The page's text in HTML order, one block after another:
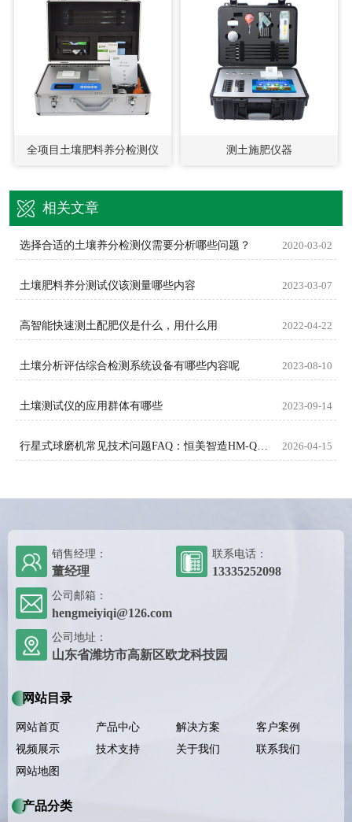
全项目土壤肥料养分检测仪 测土施肥仪器
相关文章
选择合适的土壤养分检测仪需要分析哪些问题？ 2020-03-02
土壤肥料养分测试仪该测量哪些内容 2023-03-07
高智能快速测土配肥仪是什么，用什么用 2022-04-22
土壤分析评估综合检测系统设备有哪些内容呢 2023-08-10
土壤测试仪的应用群体有哪些 2023-09-14
2026-04-15
销售经理：
董经理
联系电话：
13335252098
公司邮箱：
hengmeiyiqi@126.com
公司地址：
山东省潍坊市高新区欧龙科技园
网站目录
网站首页 产品中心 解决方案
客户案例
视频展示
技术支持 关于我们
联系我们
网站地图
产品分类